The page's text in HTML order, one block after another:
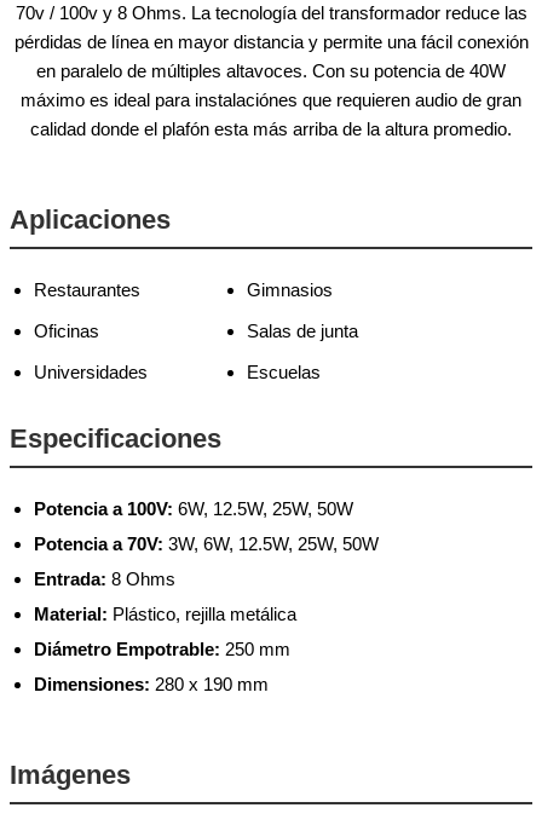
70v / 100v y 8 Ohms. La tecnología del transformador reduce las
pérdidas de línea en mayor distancia y permite una fácil conexión
en paralelo de múltiples altavoces. Con su potencia de 40W
máximo es ideal para instalaciónes que requieren audio de gran
calidad donde el plafón esta más arriba de la altura promedio.
Aplicaciones
Restaurantes
Gimnasios
Oficinas
Salas de junta
Universidades
Escuelas
Especificaciones
Potencia a 100V: 6W, 12.5W, 25W, 50W
Potencia a 70V: 3W, 6W, 12.5W, 25W, 50W
Entrada: 8 Ohms
Material: Plástico, rejilla metálica
Diámetro Empotrable: 250 mm
Dimensiones: 280 x 190 mm
Imágenes